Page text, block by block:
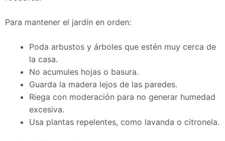
Para mantener el jardín en orden:
Poda arbustos y árboles que estén muy cerca de
la casa.
No acumules hojas o basura.
Guarda la madera lejos de las paredes.
Riega con moderación para no generar humedad
excesiva.
Usa plantas repelentes, como lavanda o citronela.